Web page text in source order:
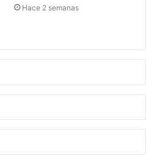
Hace 2 semanas